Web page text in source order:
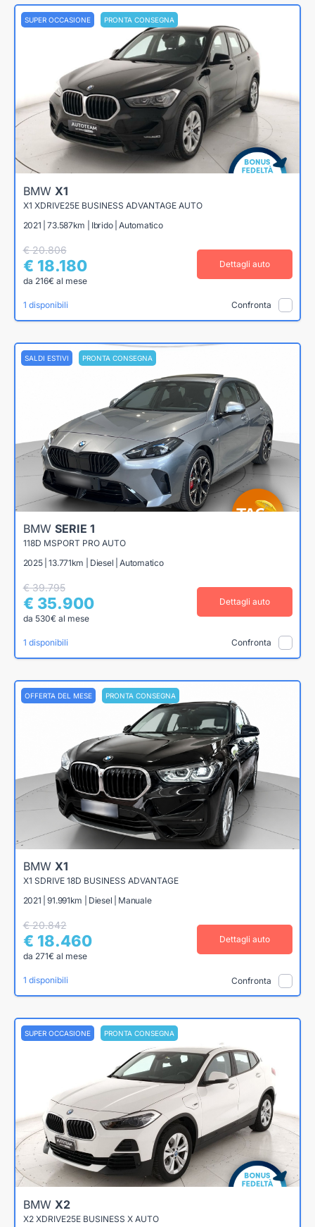
SUPER OCCASIONE PRONTA CONSEGNA
BMW X1
X1 XDRIVE25E BUSINESS ADVANTAGE AUTO
2021 | 73.587km | Ibrido | Automatico
€ 20.806
€ 18.180
da 216€ al mese
Dettagli auto
1 disponibili Confronta
SALDI ESTIVI PRONTA CONSEGNA
BMW SERIE 1
118D MSPORT PRO AUTO
2025 | 13.771km | Diesel | Automatico
€ 39.795
€ 35.900
da 530€ al mese
Dettagli auto
1 disponibili Confronta
OFFERTA DEL MESE PRONTA CONSEGNA
BMW X1
X1 SDRIVE 18D BUSINESS ADVANTAGE
2021 | 91.991km | Diesel | Manuale
€ 20.842
€ 18.460
da 271€ al mese
Dettagli auto
1 disponibili Confronta
SUPER OCCASIONE PRONTA CONSEGNA
BMW X2
X2 XDRIVE25E BUSINESS X AUTO